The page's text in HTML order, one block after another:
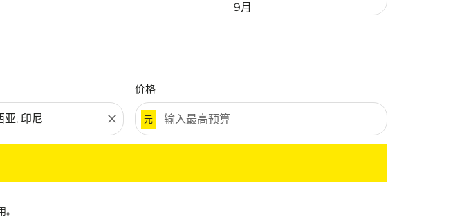
9月
close
价格
元